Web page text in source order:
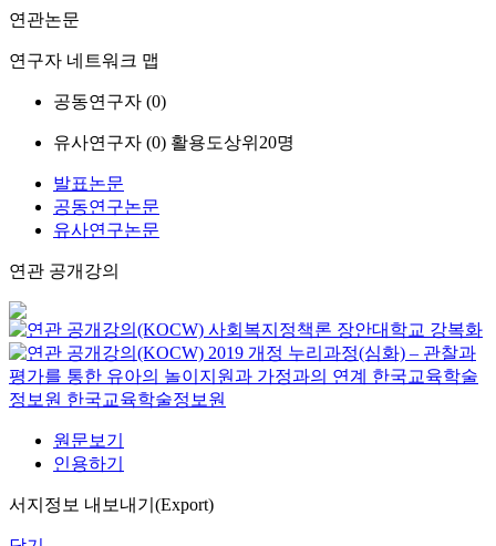
연관논문
연구자 네트워크 맵
공동연구자 (0)
유사연구자 (0) 활용도상위20명
발표논문
공동연구논문
유사연구논문
연관 공개강의
사회복지정책론 장안대학교 강복화
2019 개정 누리과정(심화) – 관찰과
평가를 통한 유아의 놀이지원과 가정과의 연계 한국교육학술
정보원 한국교육학술정보원
원문보기
인용하기
서지정보 내보내기(Export)